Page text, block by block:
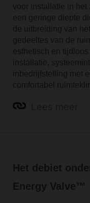
voor installatie in het
een geringe diepte
de uitbreiding van
gedeeltes van de
esthetisch en
installatie,
inbedrijfstelling met
comfortabel
Het debiet
Energy Valve™